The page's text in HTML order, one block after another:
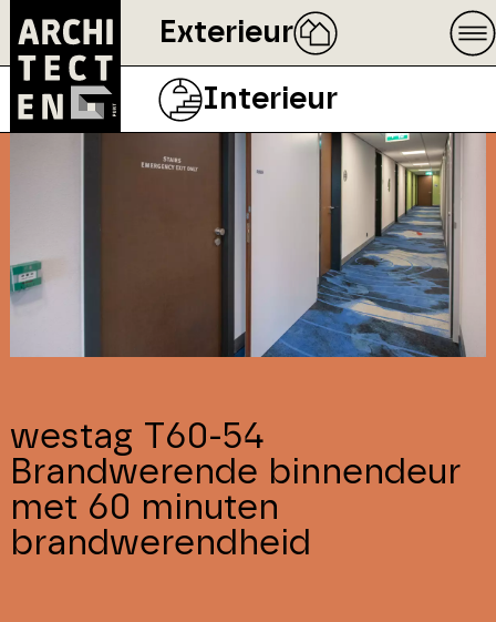
Exterieur
Interieur
westag T60-54
Brandwerende binnendeur
met 60 minuten
brandwerendheid